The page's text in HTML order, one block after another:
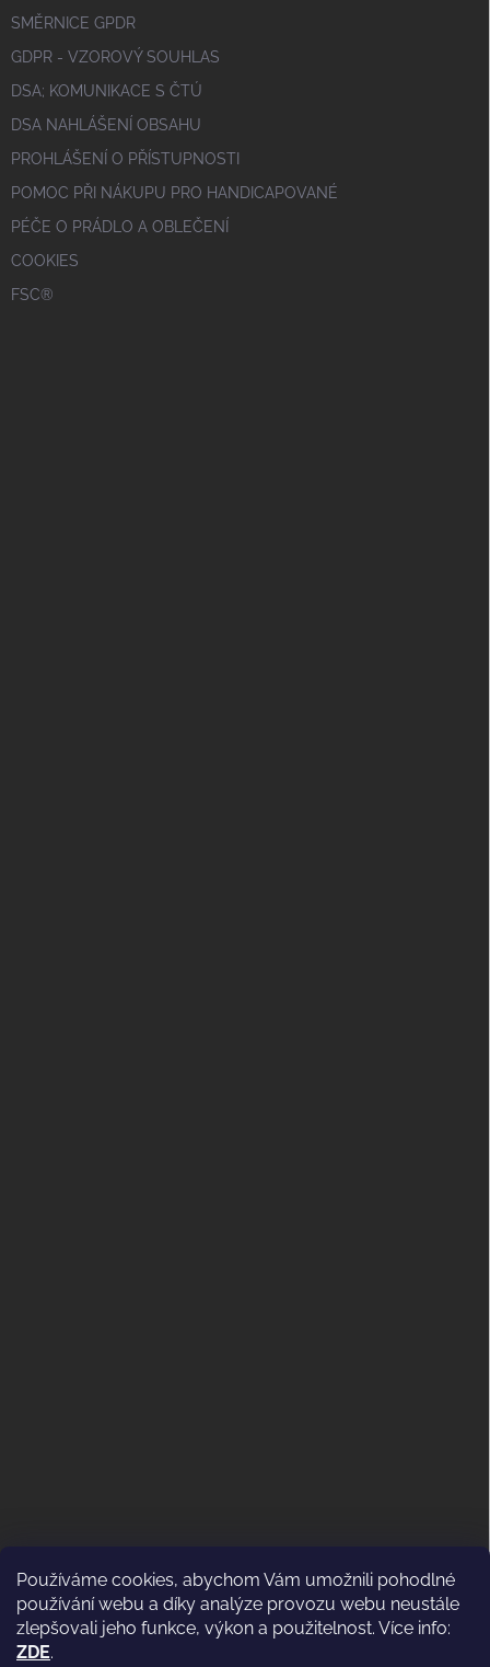
Používáme cookies, abychom Vám umožnili pohodlné
používání webu a díky analýze provozu webu neustále
zlepšovali jeho funkce, výkon a použitelnost. Více info:
ZDE.
SMĚRNICE GPDR
GDPR - VZOROVÝ SOUHLAS
DSA; KOMUNIKACE S ČTÚ
DSA NAHLÁŠENÍ OBSAHU
PROHLÁŠENÍ O PŘÍSTUPNOSTI
POMOC PŘI NÁKUPU PRO HANDICAPOVANÉ
PÉČE O PRÁDLO A OBLEČENÍ
COOKIES
FSC®
ODSTOUPENÍ OD KUPNÍ SMLOUVY
(VRÁCENÍ)